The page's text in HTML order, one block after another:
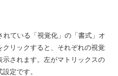
ている「視覚化」の「書式」オ
リックすると、それぞれの視覚
されます。左がマトリックスの
定です。